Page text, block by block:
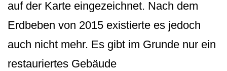
auf der Karte eingezeichnet. Nach dem
Erdbeben von 2015 existierte es jedoch
auch nicht mehr. Es gibt im Grunde nur ein
restauriertes Gebäude